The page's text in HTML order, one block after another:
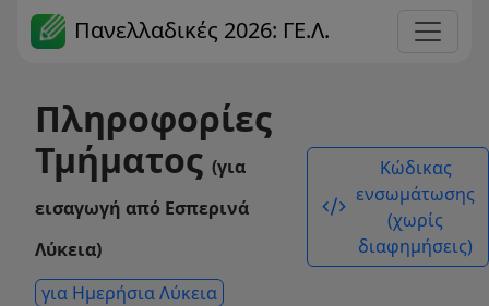
Πανελλαδικές 2026: ΓΕ.Λ.
Πληροφορίες
Τμήματος (για
εισαγωγή από Εσπερινά
Λύκεια)
για Ημερήσια Λύκεια
code_xml
Κώδικας
ενσωμάτωσης
(χωρίς
διαφημήσεις)